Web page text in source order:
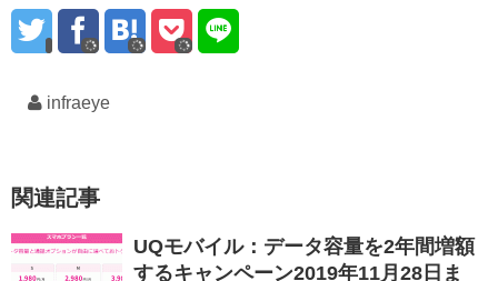
infraeye
関連記事
UQモバイル：データ容量を2年間増額
するキャンペーン2019年11月28日ま